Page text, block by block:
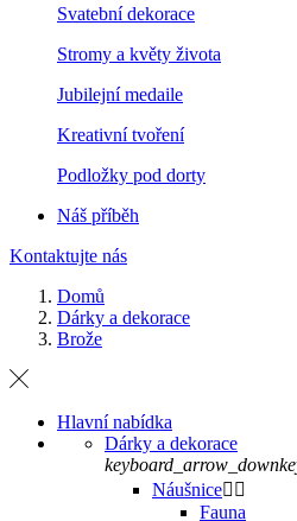
Svatební dekorace
Stromy a květy života
Jubilejní medaile
Kreativní tvoření
Podložky pod dorty
Náš příběh
Kontaktujte nás
Domů
Dárky a dekorace
Brože
Hlavní nabídka
Dárky a dekorace
keyboard_arrow_down
Náušnice 
Fauna